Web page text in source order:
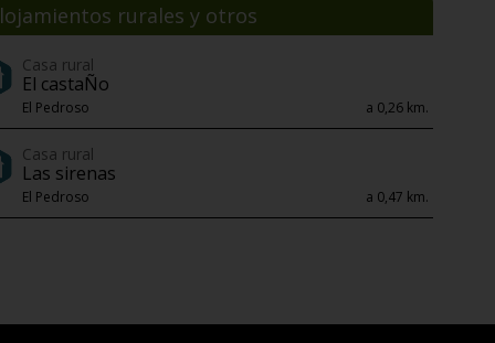
rurales y otros
Casa rural
El castaÑo
El Pedroso a 0,26 km.
Casa rural
Las sirenas
El Pedroso a 0,47 km.